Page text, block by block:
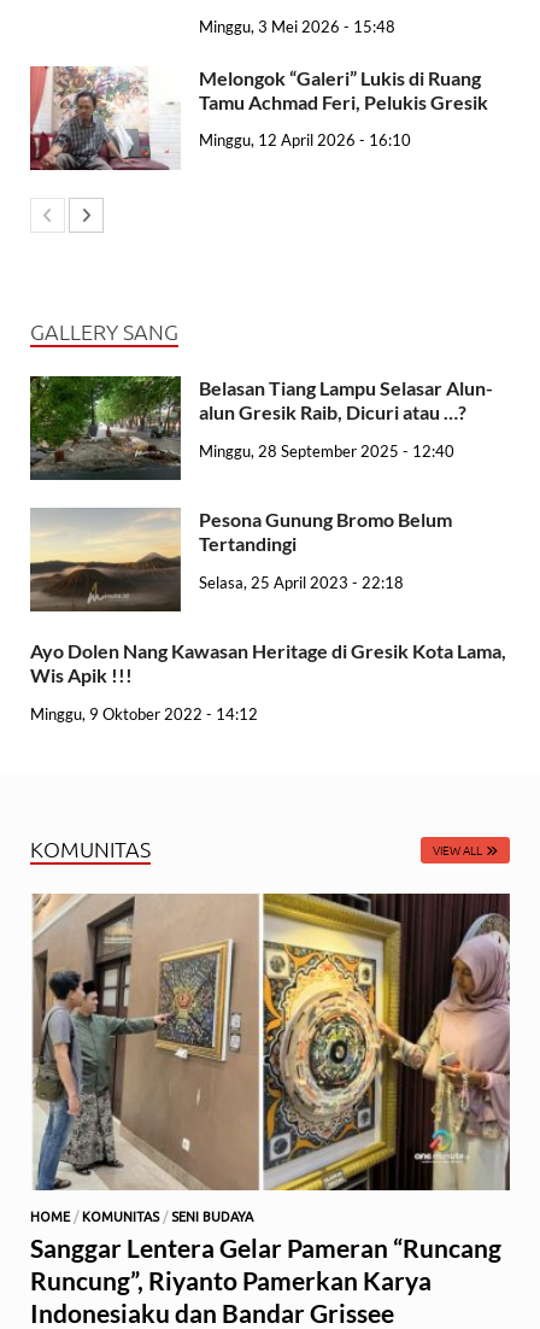
Minggu, 3 Mei 2026 - 15:48
Melongok “Galeri” Lukis di Ruang
Tamu Achmad Feri, Pelukis Gresik
Minggu, 12 April 2026 - 16:10
GALLERY SANG
Belasan Tiang Lampu Selasar Alun-
alun Gresik Raib, Dicuri atau …?
Minggu, 28 September 2025 - 12:40
Pesona Gunung Bromo Belum
Tertandingi
Selasa, 25 April 2023 - 22:18
Ayo Dolen Nang Kawasan Heritage di Gresik Kota Lama,
Wis Apik !!!
Minggu, 9 Oktober 2022 - 14:12
KOMUNITAS VIEW ALL
HOME / KOMUNITAS/ SENI BUDAYA
Sanggar Lentera Gelar Pameran “Runcang
Runcung”, Riyanto Pamerkan Karya
Indonesiaku dan Bandar Grissee